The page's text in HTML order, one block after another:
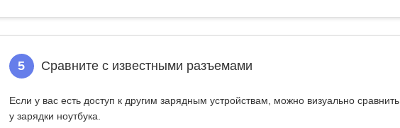
5 Сравните с известными разъемами
Если у вас есть доступ к другим зарядным устройствам, можно визуально
у зарядки ноутбука